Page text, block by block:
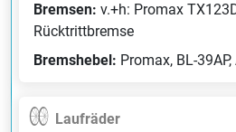
Bremsen: v.+h: Promax
Rücktrittbremse
Bremshebel: Promax, BL-
Laufräder